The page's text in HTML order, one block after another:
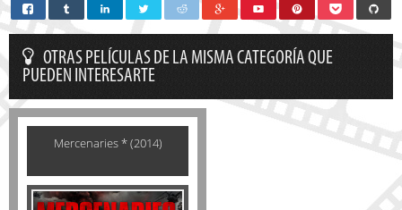
OTRAS PELÍCULAS DE LA MISMA CATEGORÍA QUE
PUEDEN INTERESARTE
Mercenaries * (2014)